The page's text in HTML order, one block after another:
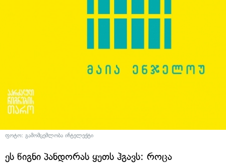
ფოტო: გამომცემლობა ინტელექტი
ეს წიგნი პანდორას ყუთს ჰგავს: როცა